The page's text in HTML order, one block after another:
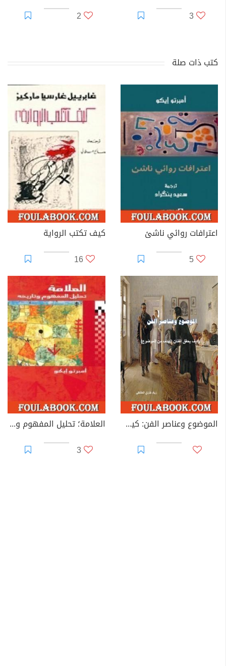
3
2
كتب ذات صلة
اعترافات روائي ناشئ
5
كيف تكتب الرواية
16
الموضوع وعناصر الفن: كيف يحقق الفنان الهدف من الموضوع؟
العلامة؛ تحليل المفهوم وتاريخه
3